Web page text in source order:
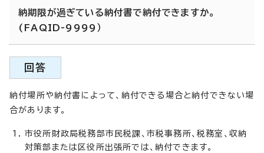
納期限が過ぎている納付書で納付できますか。
(FAQID-9999）
回答
納付場所や納付書によって、納付できる場合と納付できない場
合があります。
市役所財政局税務部市民税課、市税事務所、税務室、収納
対策部または区役所出張所では、納付できます。